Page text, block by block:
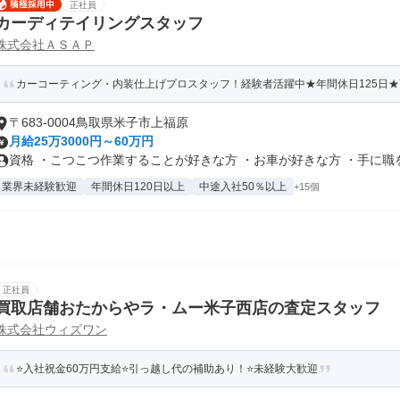
正社員
ーディテイリングスタッフ
式会社ＡＳＡＰ
カーコーティング・内装仕上げプロスタッフ！経験者活躍中★年間休日125
〒683-0004鳥取県米子市上福原
月給25万3000円～60万円
資格 ・こつこつ作業することが好きな方 ・お車が好きな方 ・手に職
業界未経験歓迎 年間休日120日以上 中途入社50％以上 +15個
正社員
取店舗おたからやラ・ムー米子西店の査定スタッフ
式会社ウィズワン
⭐入社祝金60万円支給⭐引っ越し代の補助あり！⭐未経験大歓迎